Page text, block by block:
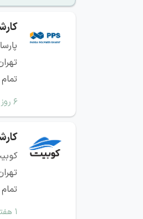
۶ روز پیش
۱ هفته پیش